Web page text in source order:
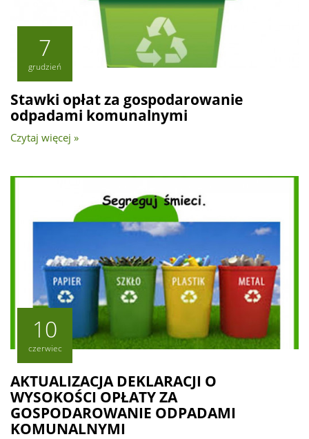
7
grudzień
Stawki opłat za gospodarowanie
odpadami komunalnymi
Czytaj więcej »
10
czerwiec
AKTUALIZACJA DEKLARACJI O
WYSOKOŚCI OPŁATY ZA
GOSPODAROWANIE ODPADAMI
KOMUNALNYMI